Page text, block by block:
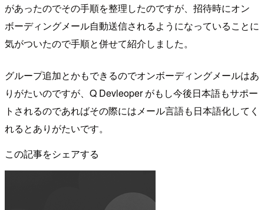
があったのでその手順を整理したのですが、招待時にオン
ボーディングメール自動送信されるようになっていることに
気がついたので手順と併せて紹介しました。
グループ追加とかもできるのでオンボーディングメールはあ
りがたいのですが、Q Devleoper がもし今後日本語もサポー
トされるのであればその際にはメール言語も日本語化してく
れるとありがたいです。
この記事をシェアする